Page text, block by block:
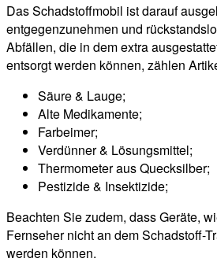
Das Schadstoffmobil ist darauf
entgegenzunehmen und
Abfällen, die in dem extra
entsorgt werden können, zählen
Säure & Lauge;
Alte Medikamente;
Farbeimer;
Verdünner & Lösungsmittel;
Thermometer aus Quecksilber;
Pestizide & Insektizide;
Beachten Sie zudem, dass Geräte,
Fernseher nicht an dem Schadstoff-
werden können.